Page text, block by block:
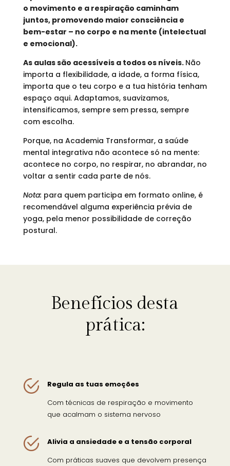
o movimento e a respiração caminham
juntos, promovendo maior consciência e
bem-estar – no corpo e na mente (intelectual
e emocional).
As aulas são acessíveis a todos os níveis. Não
importa a flexibilidade, a idade, a forma física,
importa que o teu corpo e a tua história tenham
espaço aqui. Adaptamos, suavizamos,
intensificamos, sempre sem pressa, sempre
com escolha.
Porque, na Academia Transformar, a saúde
mental integrativa não acontece só na mente:
acontece no corpo, no respirar, no abrandar, no
voltar a sentir cada parte de nós.
Nota: para quem participa em formato online, é
recomendável alguma experiência prévia de
yoga, pela menor possibilidade de correção
postural.
Benefícios desta
prática:
Regula as tuas emoções
Com técnicas de respiração e movimento
que acalmam o sistema nervoso
Alivia a ansiedade e a tensão corporal
Com práticas suaves que devolvem presença